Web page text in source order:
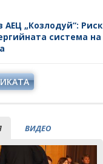
АЕЦ „Козлодуй“: Риск
система на
ВИДЕО